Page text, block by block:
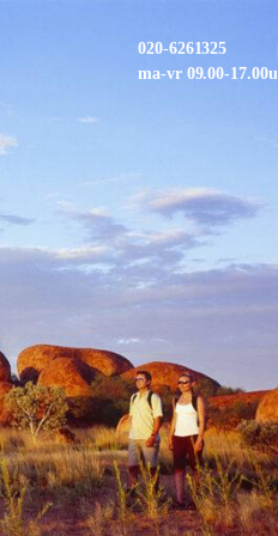
020-6261325
ma-vr 09.00-17.00u